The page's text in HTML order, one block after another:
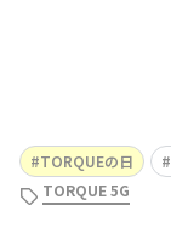
TORQUEの日
TORQUE 5G